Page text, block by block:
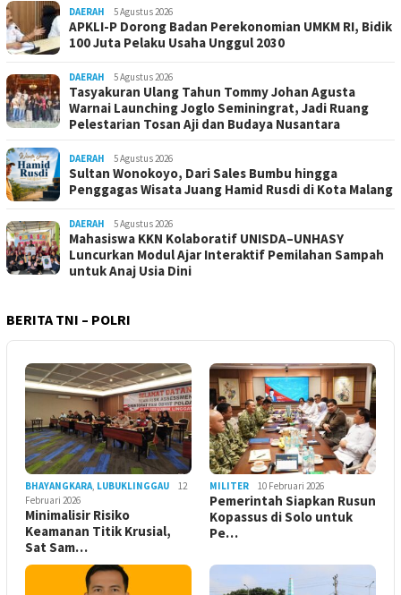
DAERAH 5 Agustus 2026
APKLI-P Dorong Badan Perekonomian UMKM RI, Bidik
100 Juta Pelaku Usaha Unggul 2030
DAERAH 5 Agustus 2026
Tasyakuran Ulang Tahun Tommy Johan Agusta
Warnai Launching Joglo Seminingrat, Jadi Ruang
Pelestarian Tosan Aji dan Budaya Nusantara
DAERAH 5 Agustus 2026
Sultan Wonokoyo, Dari Sales Bumbu hingga
Penggagas Wisata Juang Hamid Rusdi di Kota Malang
DAERAH 5 Agustus 2026
Mahasiswa KKN Kolaboratif UNISDA–UNHASY
Luncurkan Modul Ajar Interaktif Pemilahan Sampah
untuk Anaj Usia Dini
BERITA TNI – POLRI
BHAYANGKARA LUBUKLINGGAU
12
Februari 2026
Minimalisir Risiko
Keamanan Titik Krusial,
Sat Sam…
MILITER 10 Februari 2026
Pemerintah Siapkan Rusun
Kopassus di Solo untuk
Pe…